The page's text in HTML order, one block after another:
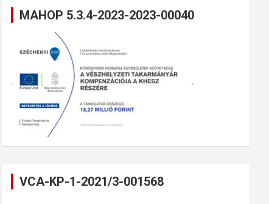
MAHOP 5.3.4-2023-2023-00040
VCA-KP-1-2021/3-001568